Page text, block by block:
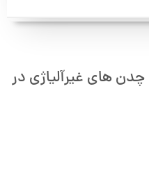
های غیرآلیاژی در